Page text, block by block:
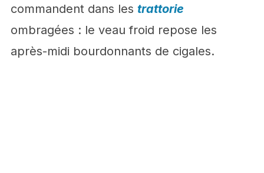
commandent dans les trattorie
ombragées : le veau froid repose les
après-midi bourdonnants de cigales.